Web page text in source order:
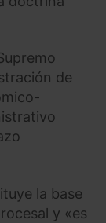
de
la base
y «es